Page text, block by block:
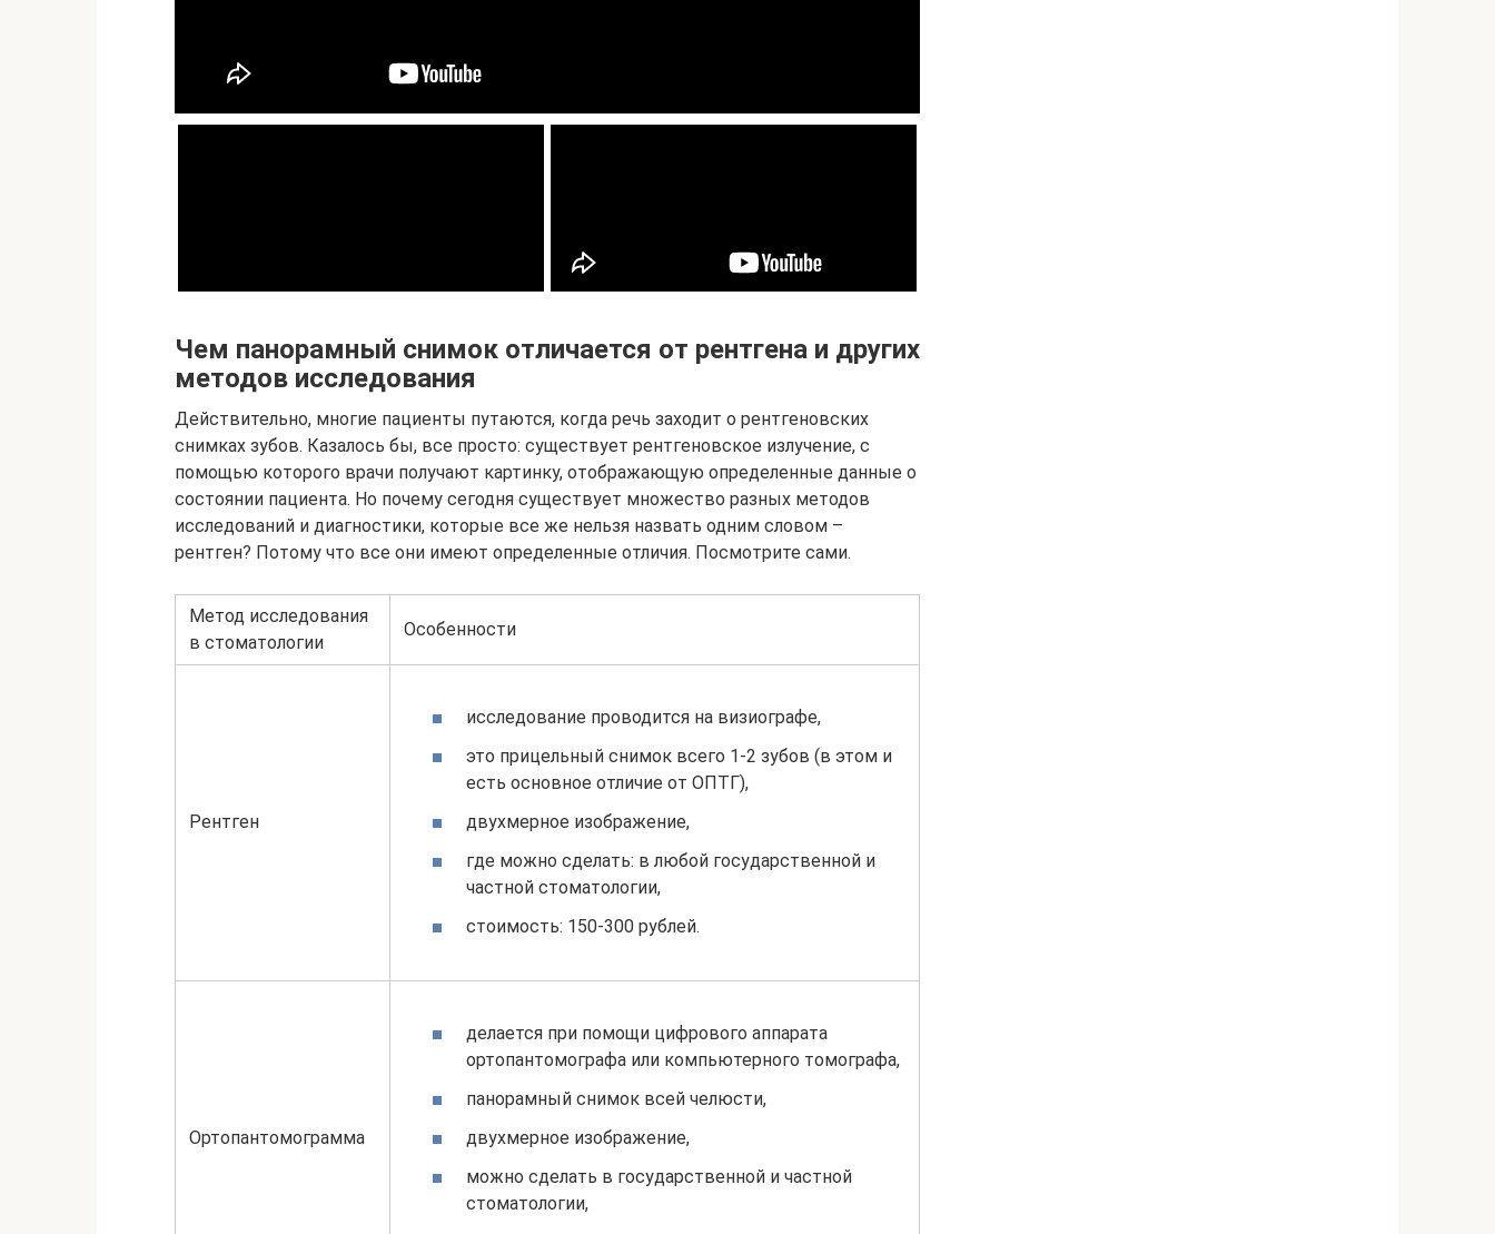
Чем панорамный снимок отличается от рентгена и других
методов исследования
Действительно, многие пациенты путаются, когда речь заходит о рентгеновских
снимках зубов. Казалось бы, все просто: существует рентгеновское излучение, с
помощью которого врачи получают картинку, отображающую определенные данные о
состоянии пациента. Но почему сегодня существует множество разных методов
исследований и диагностики, которые все же нельзя назвать одним словом –
рентген? Потому что все они имеют определенные отличия. Посмотрите сами.
Метод исследования
в стоматологии
Особенности
Рентген
исследование проводится на визиографе,
это прицельный снимок всего 1-2 зубов (в этом и
есть основное отличие от ОПТГ),
двухмерное изображение,
где можно сделать: в любой государственной и
частной стоматологии,
стоимость: 150-300 рублей.
Ортопантомограмма
делается при помощи цифрового аппарата
ортопантомографа или компьютерного томографа,
панорамный снимок всей челюсти,
двухмерное изображение,
можно сделать в государственной и частной
стоматологии,